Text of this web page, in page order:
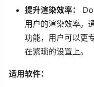
提升渲染效率：
用户的渲染效率。
功能，用户可以更
在繁琐的设置上。
适用软件：